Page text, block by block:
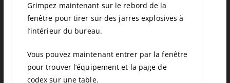
Grimpez maintenant sur le rebord de la
fenêtre pour tirer sur des jarres explosives à
l’intérieur du bureau.
Vous pouvez maintenant entrer par la fenêtre
pour trouver l’équipement et la page de
codex sur une table.